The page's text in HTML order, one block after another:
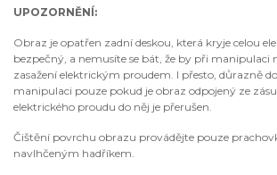
UPOZORNĚNÍ:
Obraz je opatřen zadní deskou, která kryje celou
bezpečný, a nemusíte se bát, že by při manipulaci
zasažení elektrickým proudem. I přesto, důrazně
manipulaci pouze pokud je obraz odpojený ze
elektrického proudu do něj je přerušen.
Čištění povrchu obrazu provádějte pouze
navlhčeným hadříkem.